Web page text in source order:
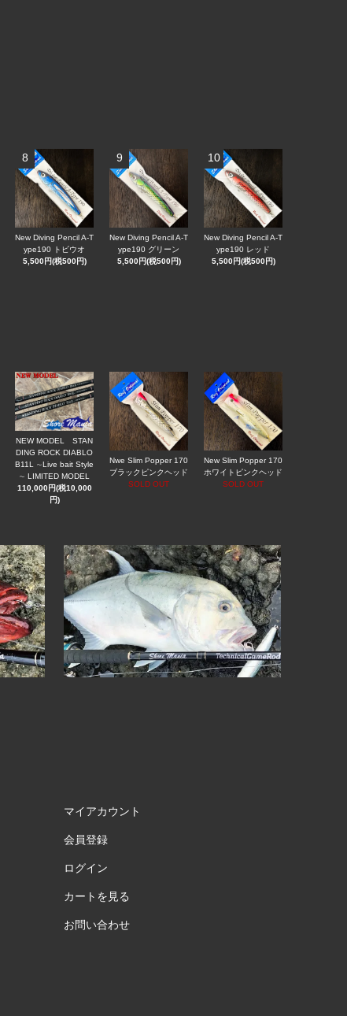
8
New Diving Pencil A-T
ype190 トビウオ
5,500円(税500円)
9
New Diving Pencil A-T
ype190 グリーン
5,500円(税500円)
10
New Diving Pencil A-T
ype190 レッド
5,500円(税500円)
NEW MODEL STAN
DING ROCK DIABLO
B11L ∼Live bait Style
∼ LIMITED MODEL
110,000円(税10,000
円)
Nwe Slim Popper 170
ブラックピンクヘッド
SOLD OUT
New Slim Popper 170
ホワイトピンクヘッド
SOLD OUT
マイアカウント
会員登録
ログイン
カートを見る
お問い合わせ